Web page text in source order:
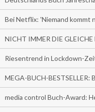
Bei Netflix: 'Niemand kommt
NICHT IMMER DIE
Riesentrend in Lockdown-
MEGA-BUCH-BESTSELLER:
media control Buch-Award: